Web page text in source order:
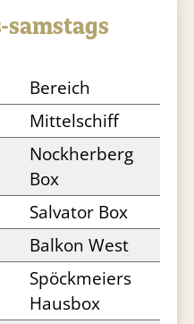
samstags
Bereich
Mittelschiff
Nockherberg
Box
Salvator Box
Balkon West
Spöckmeiers
Hausbox